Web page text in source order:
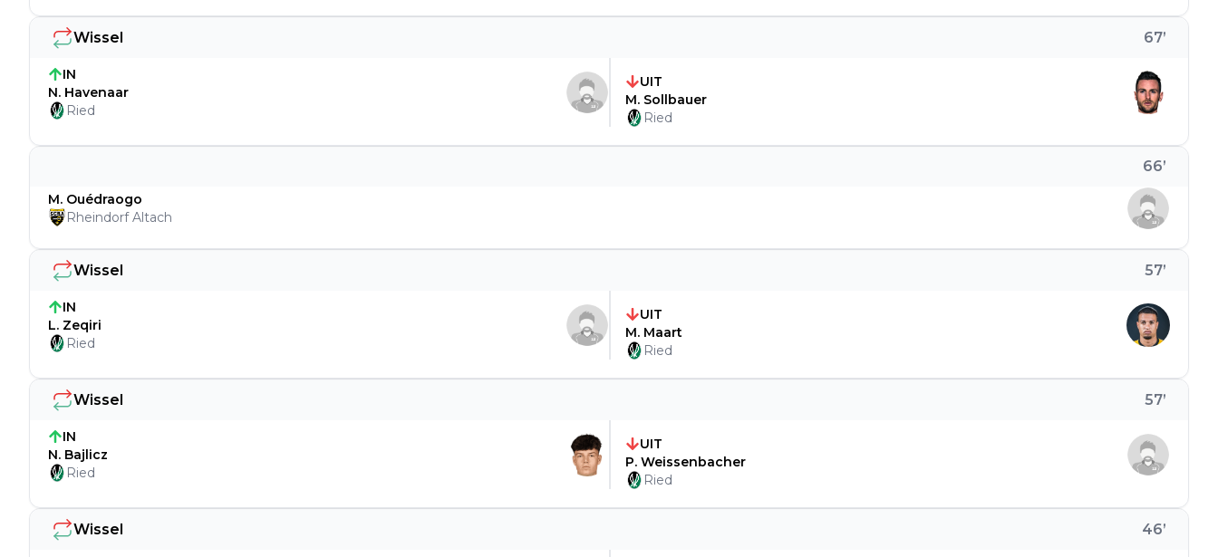
Wissel 46’
Wissel 57’
IN
N. Bajlicz
Ried
UIT
P. Weissenbacher
Ried
Wissel 57’
IN
L. Zeqiri
Ried
UIT
M. Maart
Ried
66’
M. Ouédraogo
Rheindorf Altach
Wissel 67’
IN
N. Havenaar
Ried
UIT
M. Sollbauer
Ried